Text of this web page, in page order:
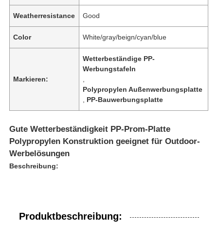
Weatherresistance Good
Color White/gray/beign/cyan/blue
Markieren:
Wetterbeständige PP-
Werbungstafeln
Polypropylen Außenwerbungsplatte
PP-Bauwerbungsplatte
Gute Wetterbeständigkeit PP-Prom-Platte
Polypropylen Konstruktion geeignet für Outdoor-
Werbelösungen
Beschreibung:
Produktbeschreibung: